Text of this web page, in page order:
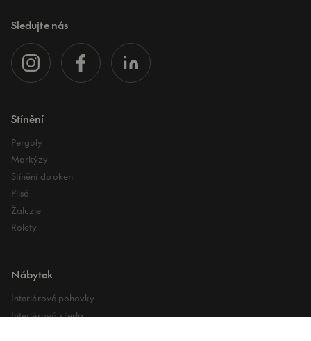
Sledujte nás
Stínění
Pergoly
Markýzy
Stínění do oken
Plisé
Žaluzie
Rolety
Nábytek
Interiérové pohovky
Interiérová křesla